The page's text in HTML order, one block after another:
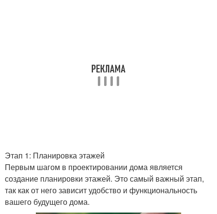
Этап 1: Планировка этажей
Первым шагом в проектировании дома является
создание планировки этажей. Это самый важный этап,
так как от него зависит удобство и функциональность
вашего будущего дома.